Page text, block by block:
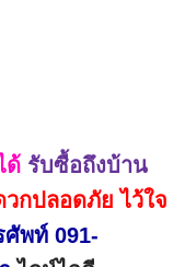
ด้ รับซื้อถึงบ้าน
กปลอดภัย ไว้ใจ
ศัพท์ 091-